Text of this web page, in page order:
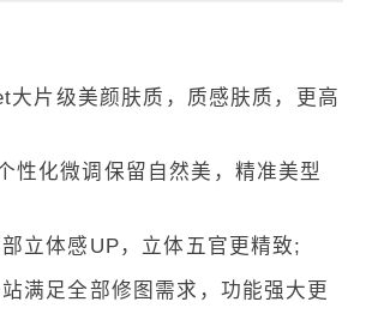
大片级美颜肤质，质感肤质，更高
性化微调保留自然美，精准美型
立体感UP，立体五官更精致;
满足全部修图需求，功能强大更